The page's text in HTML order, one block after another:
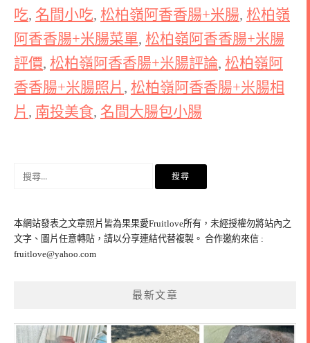
吃, 名間小吃, 松柏嶺阿香香腸+米腸, 松柏嶺
阿香香腸+米腸菜單, 松柏嶺阿香香腸+米腸
評價, 松柏嶺阿香香腸+米腸評論, 松柏嶺阿
香香腸+米腸照片 , 松柏嶺阿香香腸+米腸相
片 , 南投美食, 名間大腸包小腸
字:
本網站發表之文章照片皆為果果愛Fruitlove所有，未經授權勿將站內之
文字、圖片任意轉貼，請以分享連結代替複製。 合作邀約來信 :
fruitlove@yahoo.com
最新文章